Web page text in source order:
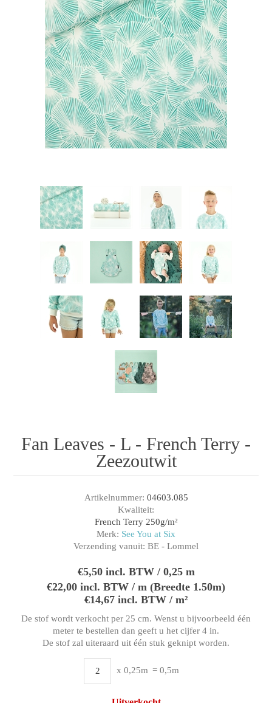
Fan Leaves - L - French Terry -
Zeezoutwit
Artikelnummer: 04603.085
Kwaliteit:
French Terry 250g/m²
Merk: See You at Six
Verzending vanuit: BE - Lommel
€5,50 incl. BTW / 0,25 m
€22,00 incl. BTW / m (Breedte 1.50m)
€14,67 incl. BTW / m²
De stof wordt verkocht per 25 cm. Wenst u bijvoorbeeld één
meter te bestellen dan geeft u het cijfer 4 in.
De stof zal uiteraard uit één stuk geknipt worden.
x 0,25m = 0,5m